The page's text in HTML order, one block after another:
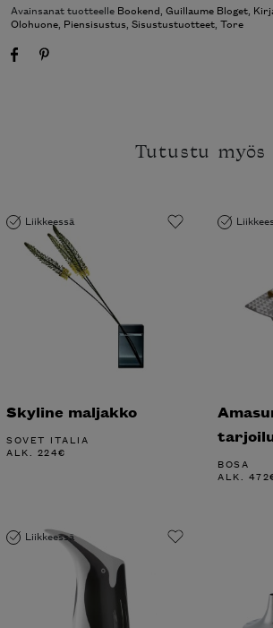
Avainsanat tuotteelle Bookend, Guillaume Bloget,
Olohuone, Piensisustus, Sisustustuotteet, Tore
Tutustu myös
Liikkeessä
Skyline maljakko
SOVET ITALIA
ALK. 224€
BOSA
ALK. 472
Liikkeessä